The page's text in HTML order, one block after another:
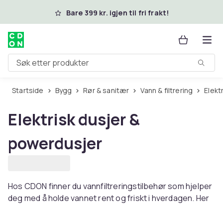
Hopp til hovedinnholdBare 399 kr. igjen til fri frakt!
Søk etter produkter
Startside Bygg Rør & sanitær Vann & filtrering
Elektrisk dusjer &
powerdusjer
Hos CDON finner du vannfiltreringstilbehør som hjelper
deg med å holde vannet rent og friskt i hverdagen. Her